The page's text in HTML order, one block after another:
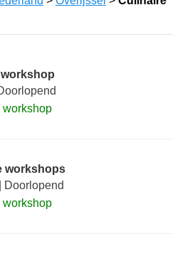
workshops
Doorlopend